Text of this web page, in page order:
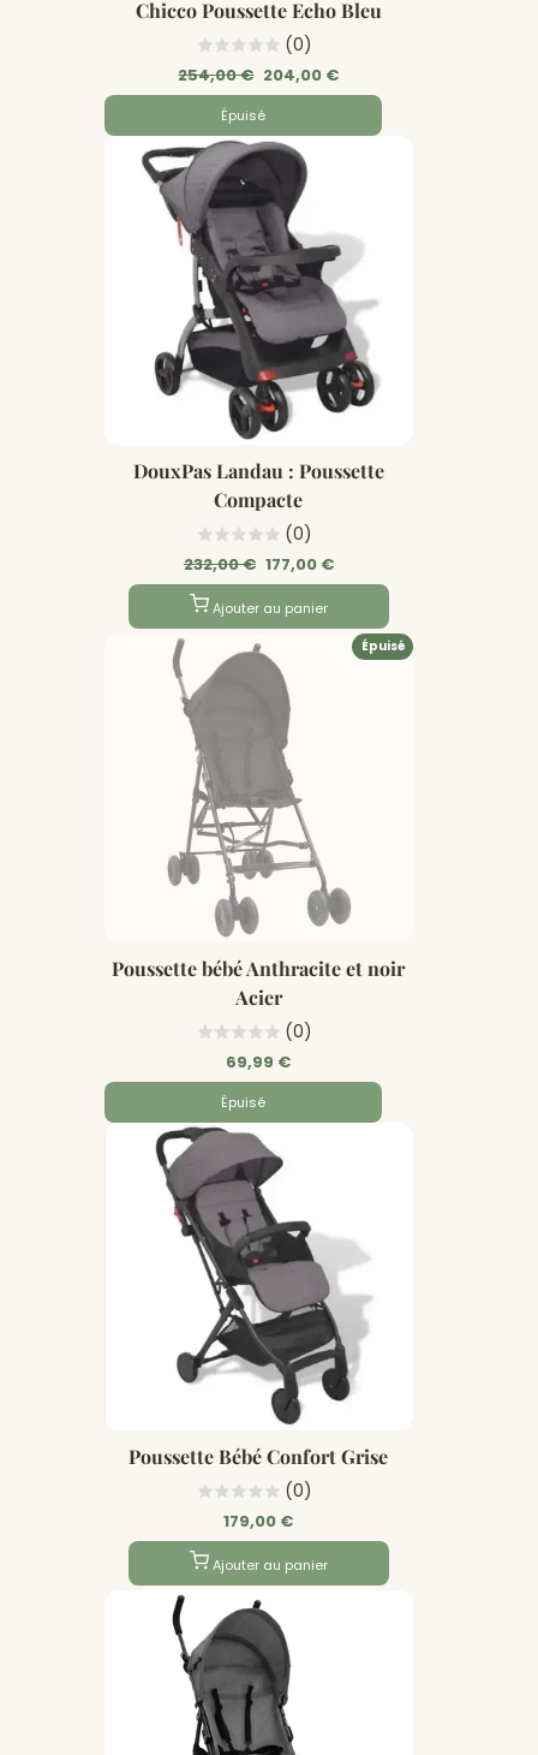
Chicco Poussette Echo Bleu
(0)
Prix
régulier
254,00 € Prix
Soldé
204,00 €
Épuisé
DouxPas Landau : Poussette
Compacte
(0)
Prix
régulier
232,00 € Prix
Soldé
177,00 €
Ajouter au panier
Épuisé
Poussette bébé Anthracite et noir
Acier
(0)
69,99 €
Épuisé
Poussette Bébé Confort Grise
(0)
179,00 €
Ajouter au panier